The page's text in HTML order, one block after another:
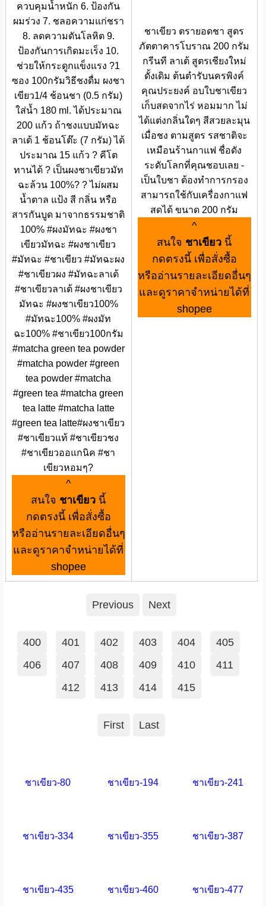
ควบคุมน้ำหนัก 6. ป้องกัน
ผมร่วง 7. ชลอความแก่ชรา
8. ลดความดันโลหิต 9.
ป้องกันการเกิดมะเร็ง 10.
ช่วยให้กระดูกแข็งแรง ?1
ซอง 100กรัมวิธีชงดื่ม ผงชา
เขียว1/4 ช้อนชา (0.5 กรัม)
ใส่น้ำ 180 ml. ได้ประมาณ
200 แก้ว ถ้าชงแบบมัทฉะ
ลาเต้ 1 ช้อนโต๊ะ (7 กรัม) ได้
ประมาณ 15 แก้ว ? คีโต
ทานได้ ? เป็นผงชาเขียวมัท
ฉะล้วน 100%? ? ไม่ผสม
น้ำตาล แป้ง สี กลิ่น หรือ
สารกันบูด มาจากธรรมชาติ
100% #ผงมัทฉะ #ผงชา
เขียวมัทฉะ #ผงชาเขียว
#มัทฉะ #ชาเขียว #มัทฉะผง
#ชาเขียวผง #มัทฉะลาเต้
#ชาเขียวลาเต้ #ผงชาเขียว
มัทฉะ #ผงชาเขียว100%
#มัทฉะ100% #ผงมัท
ฉะ100% #ชาเขียว100กรัม
#matcha green tea powder
#matcha powder #green
tea powder #matcha
#green tea #matcha green
tea latte #matcha latte
#green tea latte#ผงชาเขียว
#ชาเขียวแท้ #ชาเขียวชง
#ชาเขียวออแกนิค #ชา
เขียวหอมๆ?
^
สนใจ ชาเขียว นี้
กดตรงนี้ เพื่อสั่งซื้อ
หรืออ่านรายละเอียดอื่นๆ
และดูราคาจำหน่ายได้ที่
shopee
ชาเขียว ตรายอดชา สูตร
ภัตตาคารโบราณ 200 กรัม
กรีนที ลาเต้ สูตรเชียงใหม่
ดั้งเดิม ต้นตำรับนครพิงค์
คุณประยงค์ อบใบชาเขียว
เก็บสดจากไร่ หอมมาก ไม่
ได้แต่งกลิ่นใดๆ สีสวยละมุน
เมื่อชง ตามสูตร รสชาติจะ
เหมือนร้านกาแฟ ชื่อดัง
ระดับโลกที่คุณชอบเลย -
เป็นใบชา ต้องทำการกรอง
สามารถใช้กับเครื่องกาแฟ
สดได้ ขนาด 200 กรัม
^
สนใจ ชาเขียว นี้
กดตรงนี้ เพื่อสั่งซื้อ
หรืออ่านรายละเอียดอื่นๆ
และดูราคาจำหน่ายได้ที่
shopee
Previous Next
400 401 402 403 404
405
406
407 408 409 410
411
412
413 414 415
First Last
ชาเขียว-80 ชาเขียว-194 ชาเขียว-241
ชาเขียว-334 ชาเขียว-355 ชาเขียว-387
ชาเขียว-435 ชาเขียว-460 ชาเขียว-477